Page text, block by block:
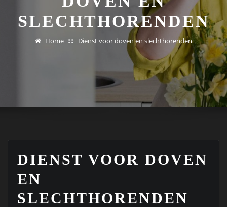
SLECHTHORENDEN
Home Dienst voor doven en slechthorenden
DIENST VOOR DOVEN
EN
SLECHTHORENDEN